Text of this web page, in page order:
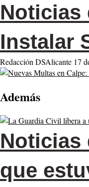
Noticias
Instalar
Redacción DSAlicante 17
Además
Noticias
que